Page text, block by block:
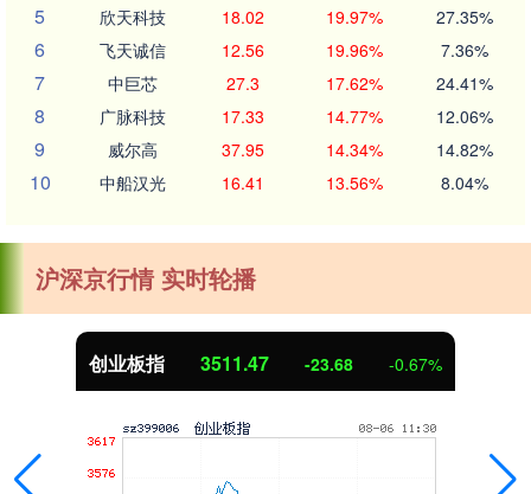
5 欣天科技 18.02 19.97% 27.35%
6 飞天诚信 12.56 19.96% 7.36%
7 中巨芯 27.3 17.62% 24.41%
8 广脉科技 17.33 14.77% 12.06%
9 威尔高 37.95 14.34% 14.82%
10 中船汉光 16.41 13.56% 8.04%
沪深京行情 实时轮播
创业板指 3511.47 -23.68 -0.67%